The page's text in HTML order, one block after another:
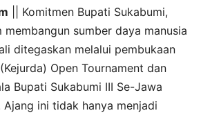
|| Komitmen Bupati Sukabumi,
membangun sumber daya manusia
ditegaskan melalui pembukaan
Open Tournament dan
Bupati Sukabumi III Se-Jawa
Ajang ini tidak hanya menjadi